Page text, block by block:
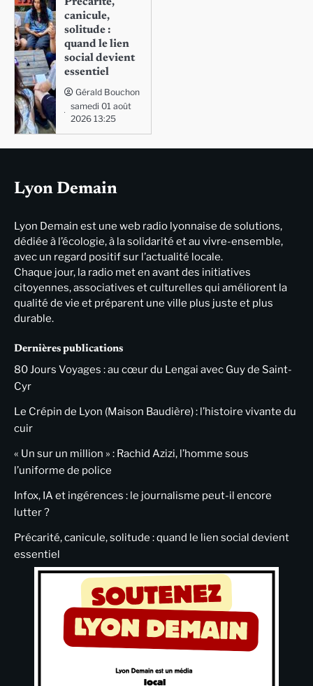
canicule,
solitude :
quand le lien
social devient
essentiel
Gérald Bouchon
samedi 01 août
2026 13:25
Lyon Demain
Lyon Demain est une web radio lyonnaise de solutions,
dédiée à l’écologie, à la solidarité et au vivre-ensemble,
avec un regard positif sur l’actualité locale.
Chaque jour, la radio met en avant des initiatives
citoyennes, associatives et culturelles qui améliorent la
qualité de vie et préparent une ville plus juste et plus
durable.
Dernières publications
80 Jours Voyages : au cœur du Lengai avec Guy de Saint-
Cyr
Le Crépin de Lyon (Maison Baudière) : l’histoire vivante du
cuir
« Un sur un million » : Rachid Azizi, l’homme sous
l’uniforme de police
Infox, IA et ingérences : le journalisme peut-il encore
lutter ?
Précarité, canicule, solitude : quand le lien social devient
essentiel